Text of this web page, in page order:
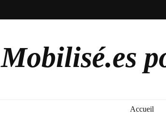
Mobilisé.es
Accueil